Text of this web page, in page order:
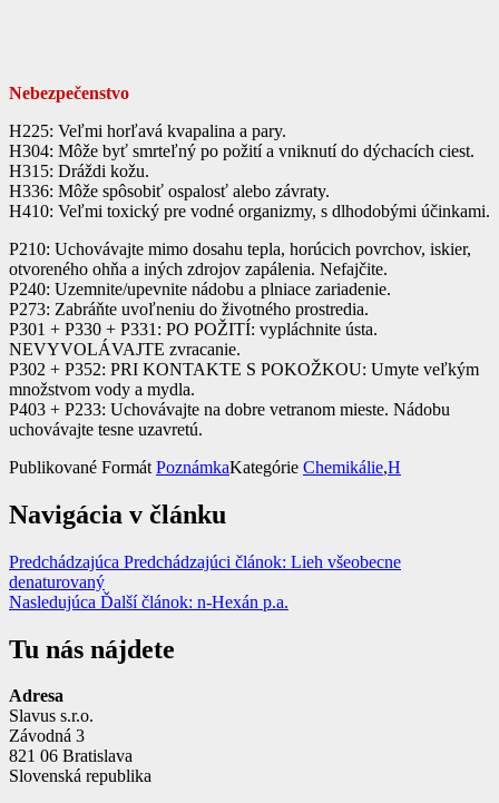
Nebezpečenstvo
H225: Veľmi horľavá kvapalina a pary.
H304: Môže byť smrteľný po požití a vniknutí do dýchacích ciest.
H315: Dráždi kožu.
H336: Môže spôsobiť ospalosť alebo závraty.
H410: Veľmi toxický pre vodné organizmy, s dlhodobými účinkami.
P210: Uchovávajte mimo dosahu tepla, horúcich povrchov, iskier,
otvoreného ohňa a iných zdrojov zapálenia. Nefajčite.
P240: Uzemnite/upevnite nádobu a plniace zariadenie.
P273: Zabráňte uvoľneniu do životného prostredia.
P301 + P330 + P331: PO POŽITÍ: vypláchnite ústa.
NEVYVOLÁVAJTE zvracanie.
P302 + P352: PRI KONTAKTE S POKOŽKOU: Umyte veľkým
množstvom vody a mydla.
P403 + P233: Uchovávajte na dobre vetranom mieste. Nádobu
uchovávajte tesne uzavretú.
Publikované Formát PoznámkaKategórie Chemikálie,H
Navigácia v článku
Predchádzajúca Predchádzajúci článok: Lieh všeobecne
denaturovaný
Nasledujúca Ďalší článok: n-Hexán p.a.
Tu nás nájdete
Adresa
Slavus s.r.o.
Závodná 3
821 06 Bratislava
Slovenská republika